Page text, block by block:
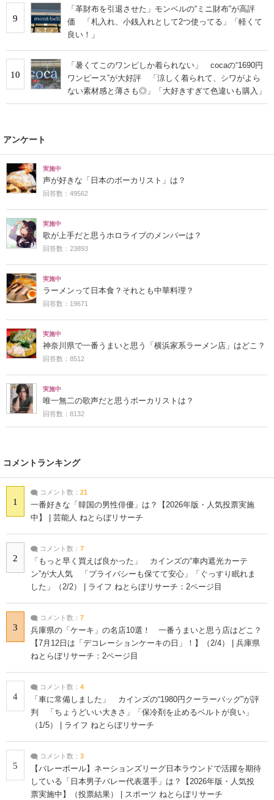
9
「革財布を引退させた」モンベルの“ミニ財布”が高評
価 「札入れ、小銭入れとして2つ使ってる」「軽くて
良い！」
10
「暑くてこのワンピしか着られない」 cocaの“1690円
ワンピース”が大好評 「涼しく着られて、シワがよら
ない素材感と薄さも◎」「大好きすぎて色違いも購入」
アンケート
実施中
声が好きな「日本のボーカリスト」は？
回答数：49562
実施中
歌が上手だと思うホロライブのメンバーは？
回答数：23893
実施中
ラーメンって日本食？それとも中華料理？
回答数：19671
実施中
神奈川県で一番うまいと思う「横浜家系ラーメン店」はどこ？
回答数：8512
実施中
唯一無二の歌声だと思うボーカリストは？
回答数：8132
コメントランキング
1
コメント数： 21
一番好きな「韓国の男性俳優」は？【2026年版・人気投票実施
中】 | 芸能人 ねとらぼリサーチ
2
コメント数： 7
「もっと早く買えば良かった」 カインズの“車内遮光カーテ
ン”が大人気 「プライバシーも保てて安心」「ぐっすり眠れま
した」（2/2） | ライフ ねとらぼリサーチ：2ページ目
3
コメント数： 7
兵庫県の「ケーキ」の名店10選！ 一番うまいと思う店はどこ？
【7月12日は「デコレーションケーキの日」！】（2/4） | 兵庫県
ねとらぼリサーチ：2ページ目
4
コメント数： 4
「車に常備しました」 カインズの“1980円クーラーバッグ”が評
判 「ちょうどいい大きさ」「保冷剤を止めるベルトが良い」
（1/5） | ライフ ねとらぼリサーチ
5
コメント数： 3
【バレーボール】ネーションズリーグ日本ラウンドで活躍を期待
している「日本男子バレー代表選手」は？【2026年版・人気投
票実施中】（投票結果） | スポーツ ねとらぼリサーチ